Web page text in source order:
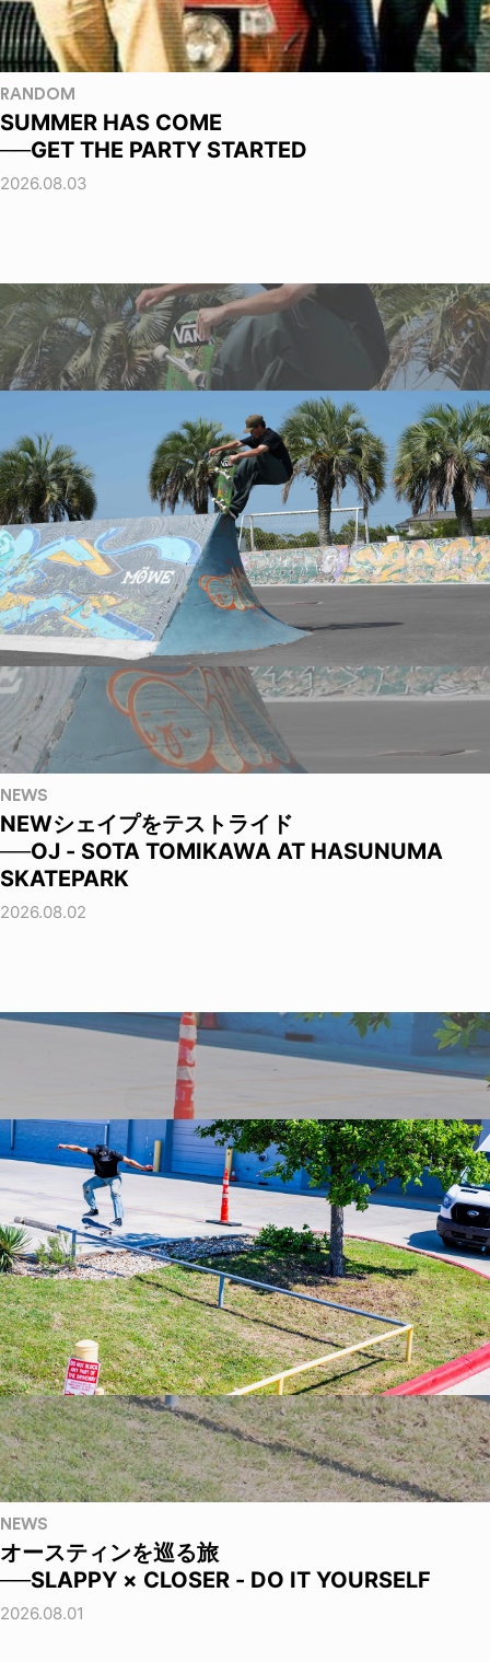
RANDOM
SUMMER HAS COME
──GET THE PARTY STARTED
2026.08.03
NEWS
NEWシェイプをテストライド
──OJ - SOTA TOMIKAWA AT HASUNUMA
SKATEPARK
2026.08.02
NEWS
オースティンを巡る旅
──SLAPPY × CLOSER - DO IT YOURSELF
2026.08.01